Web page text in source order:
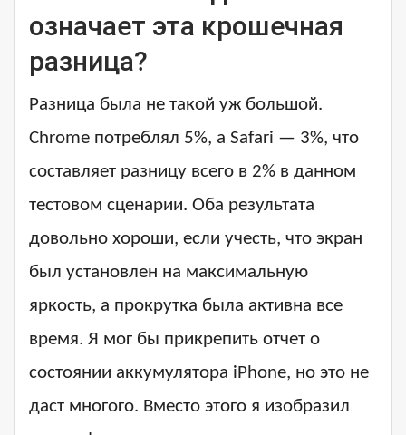
означает эта крошечная
разница?
Разница была не такой уж большой.
Chrome потреблял 5%, а Safari — 3%, что
составляет разницу всего в 2% в данном
тестовом сценарии. Оба результата
довольно хороши, если учесть, что экран
был установлен на максимальную
яркость, а прокрутка была активна все
время. Я мог бы прикрепить отчет о
состоянии аккумулятора iPhone, но это не
даст многого. Вместо этого я изобразил